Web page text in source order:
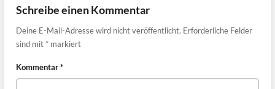
Schreibe einen Kommentar
Deine E-Mail-Adresse wird nicht veröffentlicht. Erforderliche Felder
sind mit * markiert
Kommentar*